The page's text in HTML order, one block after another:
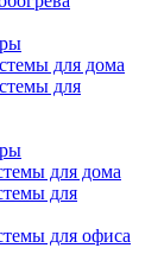
для дома
для
для дома
для
для офиса